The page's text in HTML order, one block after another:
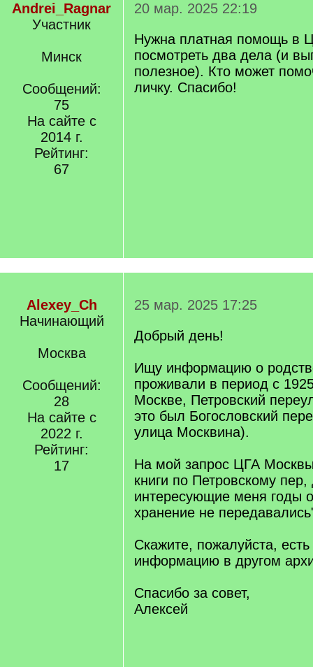
Andrei_Ragnar
Участник
Минск
Сообщений:
75
На сайте с
2014 г.
Рейтинг:
67
20 мар. 2025 22:19
Нужна платная помощь в
посмотреть два дела (и
полезное). Кто может
личку. Спасибо!
Alexey_Ch
Начинающий
Москва
Сообщений:
28
На сайте с
2022 г.
Рейтинг:
17
25 мар. 2025 17:25
Добрый день!
Ищу информацию о
проживали в период с
Москве, Петровский
это был Богословский
улица Москвина).
На мой запрос ЦГА Москвы
книги по Петровскому
интересующие меня годы
хранение не
Скажите, пожалуйста,
информацию в другом
Спасибо за совет,
Алексей